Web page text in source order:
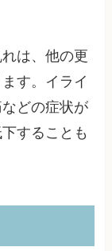
は、他の更
す。イライ
どの症状が
することも